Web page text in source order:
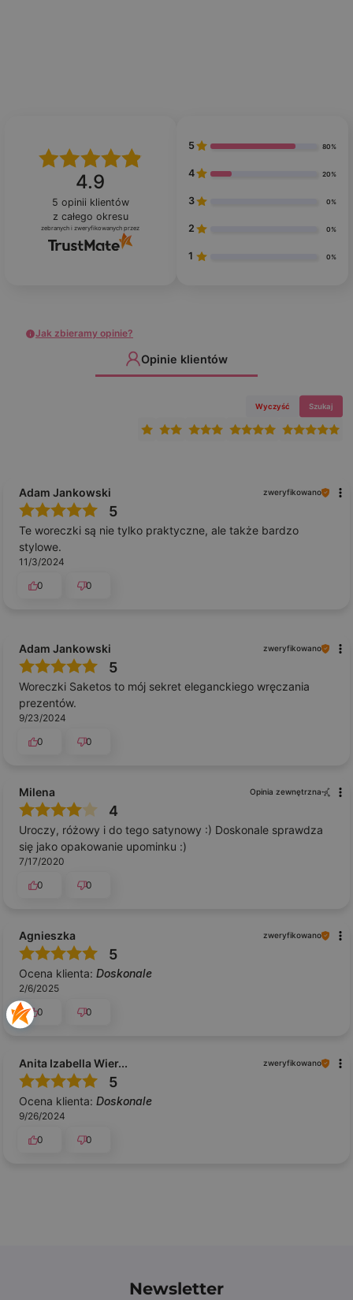
4.9
5 opinii klientów
z całego okresu
zebranych i zweryfikowanych przez
5 80%
4 20%
3 0%
2 0%
1 0%
Jak zbieramy opinie?
Opinie klientów
Wyczyść Szukaj
Adam Jankowski zweryfikowano
5
Te woreczki są nie tylko praktyczne, ale także bardzo
stylowe.
11/3/2024
0
0
Adam Jankowski zweryfikowano
5
Woreczki Saketos to mój sekret eleganckiego wręczania
prezentów.
9/23/2024
0
0
Milena Opinia zewnętrzna
4
Uroczy, różowy i do tego satynowy :) Doskonale sprawdza
się jako opakowanie upominku :)
7/17/2020
0
0
Agnieszka zweryfikowano
5
Ocena klienta: Doskonale
2/6/2025
0
0
Anita Izabella Wier... zweryfikowano
5
Ocena klienta: Doskonale
9/26/2024
0
0
Newsletter